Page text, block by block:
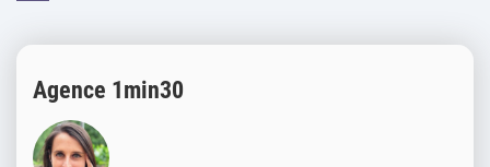
Agence 1min30